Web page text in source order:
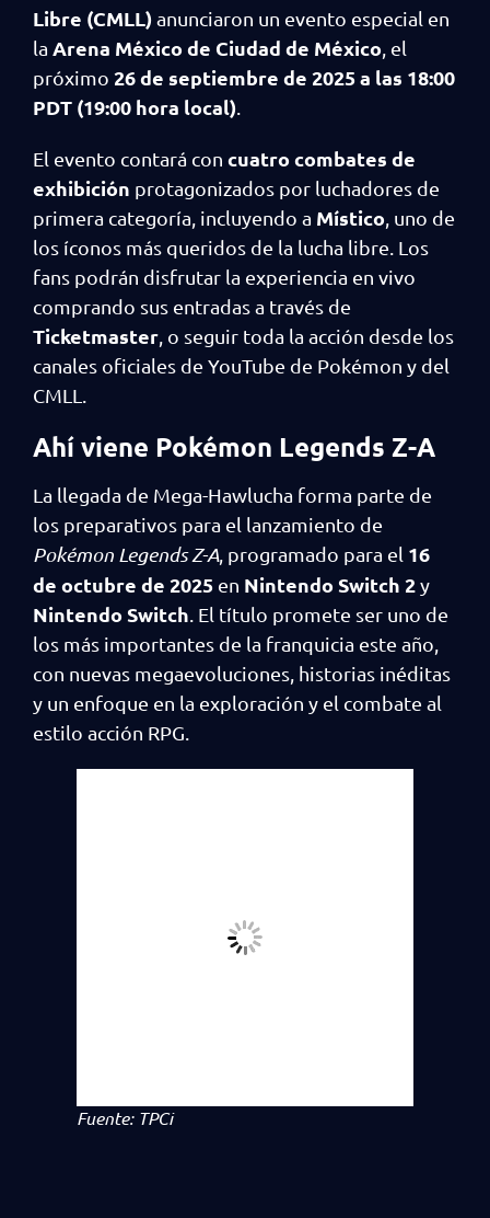
Libre (CMLL)anunciaron un evento especial en
la Arena México de Ciudad de México, el
próximo 26 de septiembre de 2025 a las 18:00
PDT (19:00 hora local).
El evento contará con cuatro combates de
exhibición protagonizados por luchadores de
primera categoría, incluyendo a Místico, uno de
los íconos más queridos de la lucha libre. Los
fans podrán disfrutar la experiencia en vivo
comprando sus entradas a través de
Ticketmaster, o seguir toda la acción desde los
canales oficiales de YouTube de Pokémon y del
CMLL.
Ahí viene Pokémon Legends Z-A
La llegada de Mega-Hawlucha forma parte de
los preparativos para el lanzamiento de
Pokémon Legends Z-A, programado para el 16
de octubre de 2025 en Nintendo Switch 2y
Nintendo Switch. El título promete ser uno de
los más importantes de la franquicia este año,
con nuevas megaevoluciones, historias inéditas
y un enfoque en la exploración y el combate al
estilo acción RPG.
Fuente: TPCi